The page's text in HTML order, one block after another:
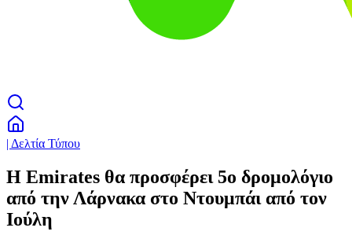
| Δελτία Τύπου
H Emirates θα προσφέρει 5ο δρομολόγιο
από την Λάρνακα στο Ντουμπάι από τον
Ιούλη